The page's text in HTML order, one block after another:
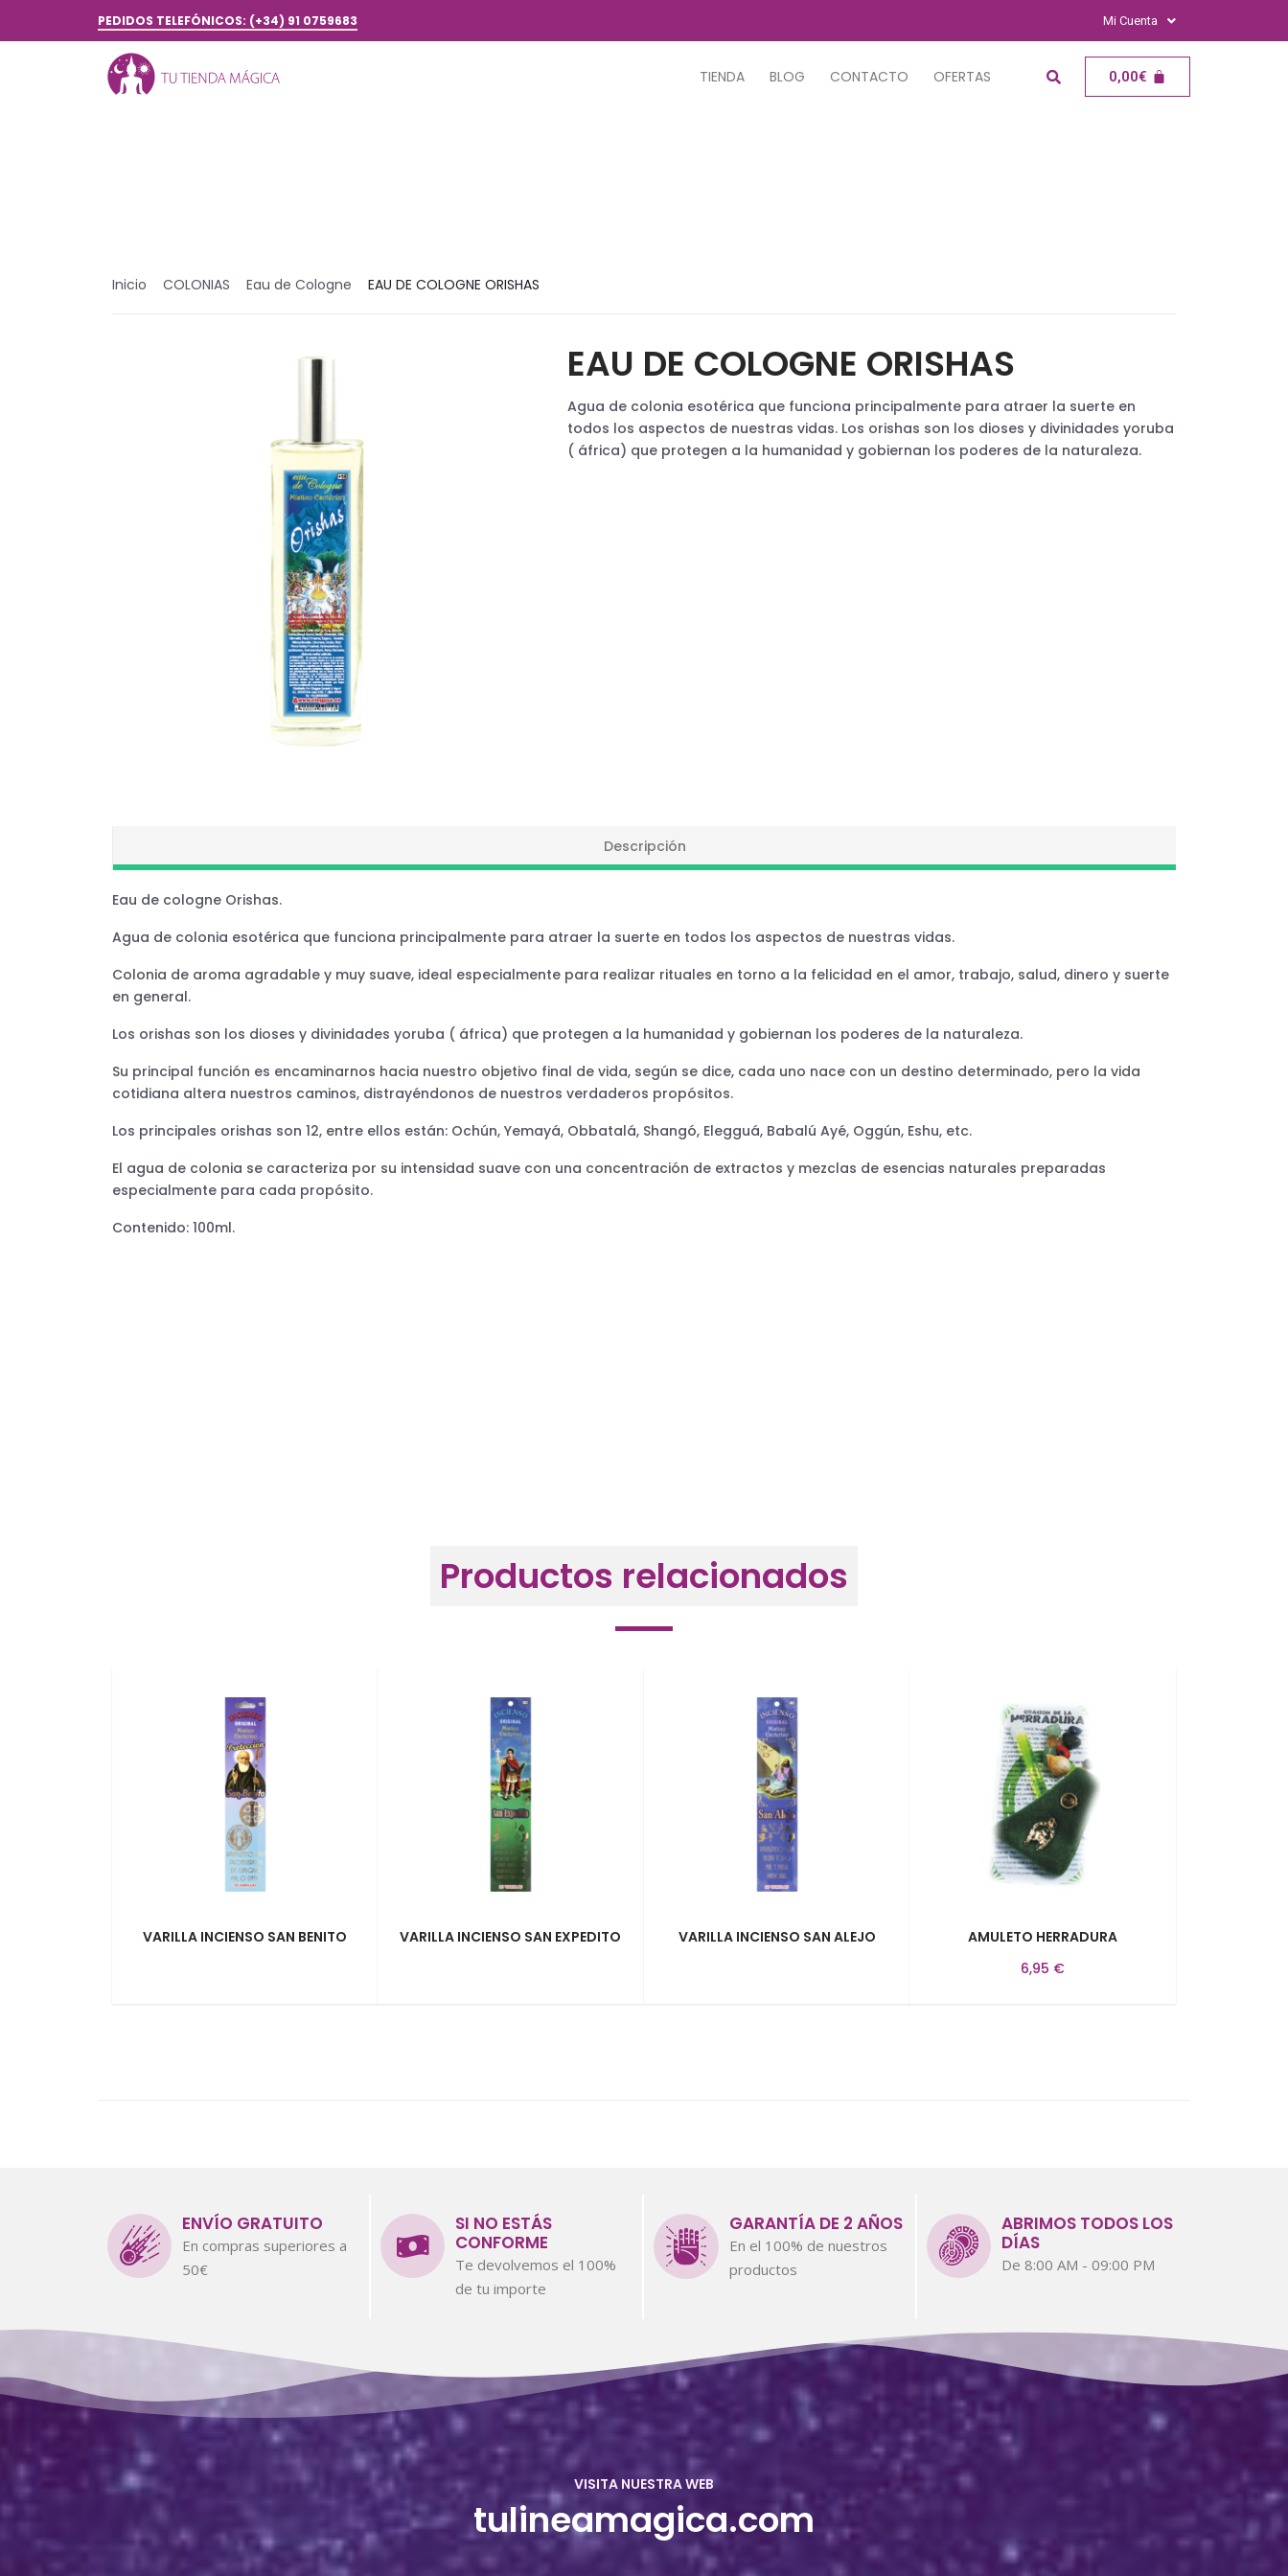
PEDIDOS TELEFÓNICOS: (+34) 91 0759683 Mi Cuenta
TIENDA BLOG CONTACTO OFERTAS 0,00€
Inicio COLONIAS Eau de Cologne EAU DE COLOGNE ORISHAS
EAU DE COLOGNE ORISHAS
Agua de colonia esotérica que funciona principalmente para atraer la suerte en
todos los aspectos de nuestras vidas. Los orishas son los dioses y divinidades yoruba
( áfrica) que protegen a la humanidad y gobiernan los poderes de la naturaleza.
Descripción
Eau de cologne Orishas.
Agua de colonia esotérica que funciona principalmente para atraer la suerte en todos los aspectos de nuestras vidas.
Colonia de aroma agradable y muy suave, ideal especialmente para realizar rituales en torno a la felicidad en el amor, trabajo, salud, dinero y suerte
en general.
Los orishas son los dioses y divinidades yoruba ( áfrica) que protegen a la humanidad y gobiernan los poderes de la naturaleza.
Su principal función es encaminarnos hacia nuestro objetivo final de vida, según se dice, cada uno nace con un destino determinado, pero la vida
cotidiana altera nuestros caminos, distrayéndonos de nuestros verdaderos propósitos.
Los principales orishas son 12, entre ellos están: Ochún, Yemayá, Obbatalá, Shangó, Elegguá, Babalú Ayé, Oggún, Eshu, etc.
El agua de colonia se caracteriza por su intensidad suave con una concentración de extractos y mezclas de esencias naturales preparadas
especialmente para cada propósito.
Contenido: 100ml.
Productos relacionados
VARILLA INCIENSO SAN BENITO VARILLA INCIENSO SAN EXPEDITO VARILLA INCIENSO SAN ALEJO
AMULETO HERRADURA
6,95 €
ENVÍO GRATUITO
En compras superiores a
50€
SI NO ESTÁS
CONFORME
Te devolvemos el 100%
de tu importe
GARANTÍA DE 2 AÑOS
En el 100% de nuestros
productos
ABRIMOS TODOS LOS
DÍAS
De 8:00 AM - 09:00 PM
VISITA NUESTRA WEB
tulineamagica.com